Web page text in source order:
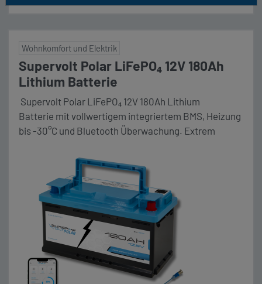
Wohnkomfort und Elektrik
Supervolt Polar LiFePO₄ 12V 180Ah
Lithium Batterie
Supervolt Polar LiFePO₄ 12V 180Ah Lithium
Batterie mit vollwertigem integriertem BMS, Heizung
bis -30°C und Bluetooth Überwachung. Extrem
Entladungstiefe (DoD). Maße (LxBxH) 353 x 175 x 190
mm Unser Komplettpaket Die Vorteile im Überblick:
❄️ Polar-Vorteil: Sicheres Laden bis −30 °C dank
integrierter Heizung.💪 Konstante Power: 160 A
Dauerstrom und 250 A Peak – genug für
Wechselrichter, Kaffeemaschinen, Klimaanlagen.
Preishinweis: Aufgrund der […]